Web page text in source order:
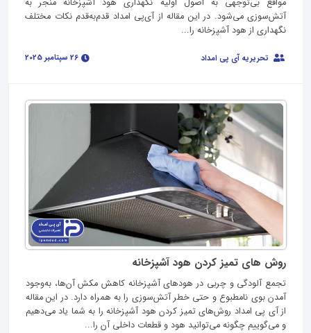
مواقع بی‌توجهی به اصول اولیه نگهداری هود آشپزخانه منجر به
آتش‌سوزی می‌شود. در این مقاله از آی‌پی امداد قدم‌به‌قدم نکات مختلف
نگهداری از هود آشپزخانه را...
تحریریه آی پی امداد
روش های تمیز کردن هود آشپزخانه
تجمع آلودگی و چربی در هودهای آشپزخانه کاهش مکش ‌آن‌ها، به‌وجود
آمدن بوی نامطبوع و حتی خطر آتش‌سوزی را به همراه دارد. در این مقاله
از آی پی امداد روش‌های تمیز کردن هود آشپزخانه را به شما یاد می‌دهیم
و می‌گوییم چگونه می‌توانید هود و قطعات داخلی آن‌ را...